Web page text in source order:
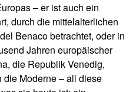
– er ist auch ein
durch die mittelalterlichen
Benaco betrachtet, oder in
Jahren europäischer
die Republik Venedig,
Moderne – all diese